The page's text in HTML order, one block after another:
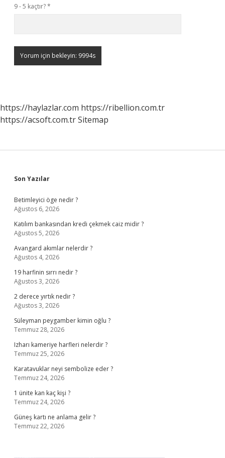
9 - 5 kaçtır?*
https://haylazlar.com https://ribellion.com.tr
https://acsoft.com.trSitemap
Sidebar
Son Yazılar
Betimleyici öge nedir ?
Ağustos 6, 2026
Katılım bankasından kredi çekmek caiz midir ?
Ağustos 5, 2026
Avangard akımlar nelerdir ?
Ağustos 4, 2026
19 harfinin sırrı nedir ?
Ağustos 3, 2026
2 derece yırtık nedir ?
Ağustos 3, 2026
Süleyman peygamber kimin oğlu ?
Temmuz 28, 2026
Izharı kameriye harfleri nelerdir ?
Temmuz 25, 2026
Karatavuklar neyi sembolize eder ?
Temmuz 24, 2026
1 ünite kan kaç kişi ?
Temmuz 24, 2026
Güneş kartı ne anlama gelir ?
Temmuz 22, 2026